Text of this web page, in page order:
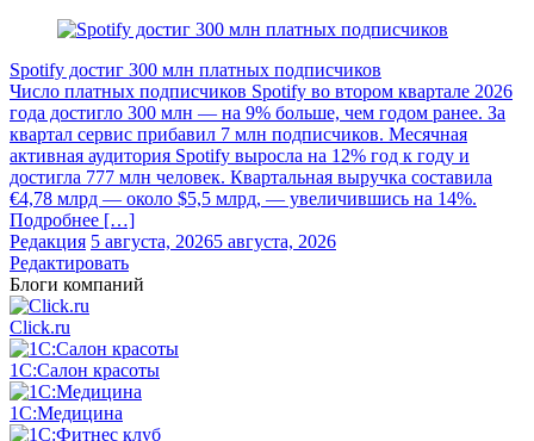
Spotify достиг 300 млн платных подписчиков
Число платных подписчиков Spotify во втором квартале 2026
года достигло 300 млн — на 9% больше, чем годом ранее. За
квартал сервис прибавил 7 млн подписчиков. Месячная
активная аудитория Spotify выросла на 12% год к году и
достигла 777 млн человек. Квартальная выручка составила
€4,78 млрд — около $5,5 млрд, — увеличившись на 14%.
Подробнее […]
Редакция 5 августа, 20265 августа, 2026
Редактировать
Блоги компаний
Click.ru
1С:Салон красоты
1С:Медицина